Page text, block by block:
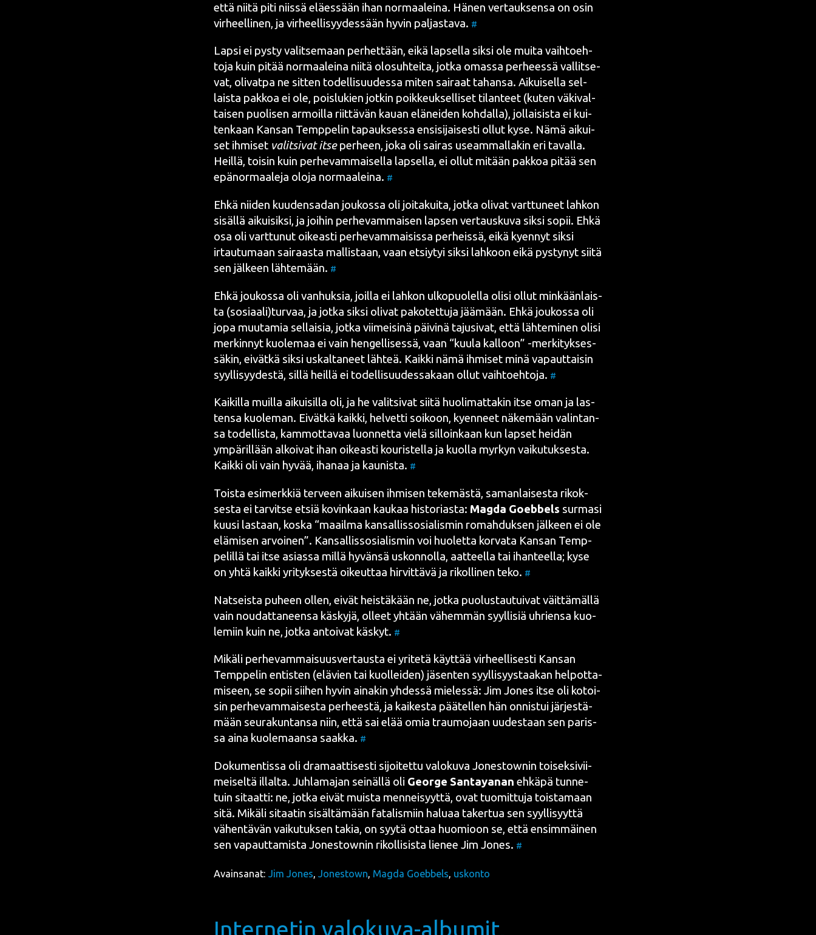
että nii­tä piti niis­sä eläes­sään ihan nor­maa­lei­na. Hänen ver­tauk­sen­sa on osin
vir­heel­li­nen, ja vir­heel­li­syy­des­sään hyvin pal­jas­ta­va. #
Lap­si ei pys­ty valit­se­maan per­het­tään, eikä lap­sel­la sik­si ole mui­ta vaih­toeh­
to­ja kuin pitää nor­maa­lei­na nii­tä olo­suh­tei­ta, jot­ka omas­sa per­hees­sä val­lit­se­
vat, oli­vat­pa ne sit­ten todel­li­suu­des­sa miten sai­raat tahan­sa. Aikui­sel­la sel­
lais­ta pak­koa ei ole, pois­lu­kien jot­kin poik­keuk­sel­li­set tilan­teet (kuten väki­val­
tai­sen puo­li­sen armoil­la riit­tä­vän kau­an elä­nei­den koh­dal­la), jol­lai­sis­ta ei kui­
ten­kaan Kan­san Temp­pe­lin tapauk­ses­sa ensi­si­jai­ses­ti ollut kyse. Nämä aikui­
set ihmi­set valit­si­vat itseper­heen, joka oli sai­ras useam­mal­la­kin eri taval­la.
Heil­lä, toi­sin kuin per­he­vam­mai­sel­la lap­sel­la, ei ollut mitään pak­koa pitää sen
epä­nor­maa­le­ja olo­ja nor­maa­lei­na. #
Ehkä nii­den kuu­den­sa­dan jou­kos­sa oli joi­ta­kui­ta, jot­ka oli­vat vart­tu­neet lah­kon
sisäl­lä aikui­sik­si, ja joi­hin per­he­vam­mai­sen lap­sen ver­taus­ku­va sik­si sopii. Ehkä
osa oli vart­tu­nut oikeas­ti per­he­vam­mai­sis­sa per­heis­sä, eikä kyen­nyt sik­si
irtau­tu­maan sai­raas­ta mal­lis­taan, vaan etsiy­tyi sik­si lah­koon eikä pys­ty­nyt sii­tä
sen jäl­keen läh­te­mään. #
Ehkä jou­kos­sa oli van­huk­sia, joil­la ei lah­kon ulko­puo­lel­la oli­si ollut min­kään­lais­
ta (sosiaali)turvaa, ja jot­ka sik­si oli­vat pako­tet­tu­ja jää­mään. Ehkä jou­kos­sa oli
jopa muu­ta­mia sel­lai­sia, jot­ka vii­mei­si­nä päi­vi­nä tajusi­vat, että läh­te­mi­nen oli­si
mer­kin­nyt kuo­le­maa ei vain hen­gel­li­ses­sä, vaan “kuu­la kal­loon” -mer­ki­tyk­ses­
sä­kin, eivät­kä sik­si uskal­ta­neet läh­teä. Kaik­ki nämä ihmi­set minä vapaut­tai­sin
syyl­li­syy­des­tä, sil­lä heil­lä ei todel­li­suu­des­sa­kaan ollut vaih­toeh­to­ja. #
Kai­kil­la muil­la aikui­sil­la oli, ja he valit­si­vat sii­tä huo­li­mat­ta­kin itse oman ja las­
ten­sa kuo­le­man. Eivät­kä kaik­ki, hel­vet­ti soi­koon, kyen­neet näke­mään valin­tan­
sa todel­lis­ta, kam­mot­ta­vaa luon­net­ta vie­lä sil­loin­kaan kun lap­set hei­dän
ympä­ril­lään alkoi­vat ihan oikeas­ti kou­ris­tel­la ja kuol­la myr­kyn vai­ku­tuk­ses­ta.
Kaik­ki oli vain hyvää, iha­naa ja kau­nis­ta. #
Tois­ta esi­merk­kiä ter­veen aikui­sen ihmi­sen teke­mäs­tä, saman­lai­ses­ta rikok­
ses­ta ei tar­vit­se etsiä kovin­kaan kau­kaa his­to­rias­ta: Mag­da Goeb­bels sur­ma­si
kuusi las­taan, kos­ka “maa­il­ma kan­sal­lis­so­sia­lis­min romah­duk­sen jäl­keen ei ole
elä­mi­sen arvoi­nen”. Kan­sal­lis­so­sia­lis­min voi huo­let­ta kor­va­ta Kan­san Temp­
pe­lil­lä tai itse asias­sa mil­lä hyvän­sä uskon­nol­la, aat­teel­la tai ihan­teel­la; kyse
on yhtä kaik­ki yri­tyk­ses­tä oikeut­taa hir­vit­tä­vä ja rikol­li­nen teko. #
Nat­seis­ta puheen ollen, eivät heis­tä­kään ne, jot­ka puo­lus­tau­tui­vat väit­tä­mäl­lä
vain nou­dat­ta­neen­sa käs­ky­jä, olleet yhtään vähem­män syyl­li­siä uhrien­sa kuo­
le­miin kuin ne, jot­ka antoi­vat käs­kyt. #
Mikä­li per­he­vam­mai­suus­ver­taus­ta ei yri­te­tä käyt­tää vir­heel­li­ses­ti Kan­san
Temp­pe­lin entis­ten (elä­vien tai kuol­lei­den) jäsen­ten syyl­li­syys­taa­kan hel­pot­ta­
mi­seen, se sopii sii­hen hyvin aina­kin yhdes­sä mie­les­sä: Jim Jones itse oli kotoi­
sin per­he­vam­mai­ses­ta per­hees­tä, ja kai­kes­ta pää­tel­len hän onnis­tui jär­jes­tä­
mään seu­ra­kun­tan­sa niin, että sai elää omia trau­mo­jaan uudes­taan sen paris­
sa aina kuo­le­maan­sa saak­ka. #
Doku­men­tis­sa oli dra­maat­ti­ses­ti sijoi­tet­tu valo­ku­va Jones­townin toi­sek­si­vii­
mei­sel­tä illal­ta. Juh­la­ma­jan sei­näl­lä oli Geor­ge San­tay­anan ehkä­pä tun­ne­
tuin sitaat­ti: ne, jot­ka eivät muis­ta men­nei­syyt­tä, ovat tuo­mit­tu­ja tois­ta­maan
sitä. Mikä­li sitaa­tin sisäl­tä­mään fata­lis­miin halu­aa taker­tua sen syyl­li­syyt­tä
vähen­tä­vän vai­ku­tuk­sen takia, on syy­tä ottaa huo­mioon se, että ensim­mäi­nen
sen vapaut­ta­mis­ta Jones­townin rikol­li­sis­ta lie­nee Jim Jones. #
Avainsanat: Jim Jones, Jonestown, Magda Goebbels, uskonto
Internetin valokuva-albumit,